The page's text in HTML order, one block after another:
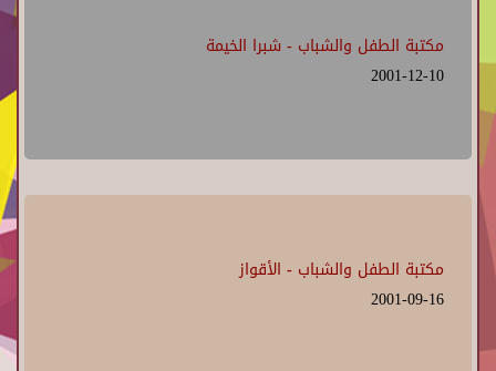
مكتبة الطفل والشباب - شبرا الخيمة
2001-12-10
مكتبة الطفل والشباب - الأقواز
2001-09-16